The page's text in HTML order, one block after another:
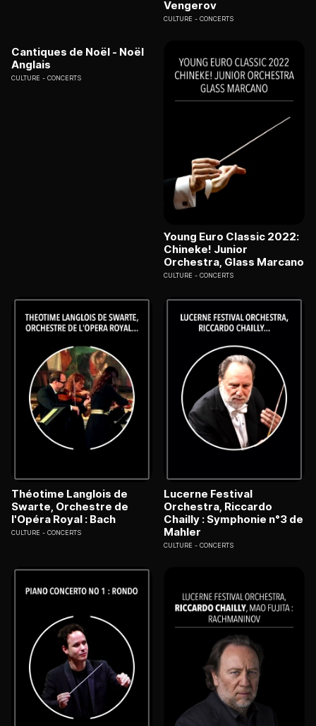
Vengerov
CULTURE CONCERTS
Cantiques de Noël - Noël
Anglais
CULTURE CONCERTS
Young Euro Classic 2022:
Chineke! Junior
Orchestra, Glass Marcano
CULTURE CONCERTS
Théotime Langlois de
Swarte, Orchestre de
l'Opéra Royal : Bach
CULTURE CONCERTS
Lucerne Festival
Orchestra, Riccardo
Chailly : Symphonie n°3 de
Mahler
CULTURE CONCERTS